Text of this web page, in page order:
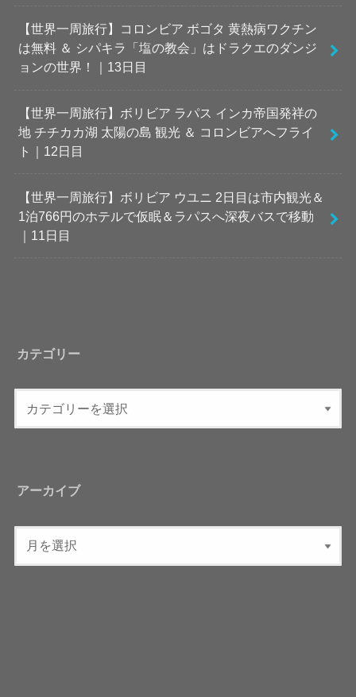
【世界一周旅行】コロンビア ボゴタ 黄熱病ワクチン
は無料 ＆ シパキラ「塩の教会」はドラクエのダンジ
ョンの世界！｜13日目
【世界一周旅行】ボリビア ラパス インカ帝国発祥の
地 チチカカ湖 太陽の島 観光 ＆ コロンビアへフライ
ト｜12日目
【世界一周旅行】ボリビア ウユニ 2日目は市内観光＆
1泊766円のホテルで仮眠＆ラパスへ深夜バスで移動
｜11日目
カテゴリー
アーカイブ